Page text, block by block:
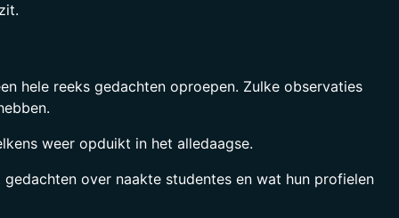
hele reeks gedachten oproepen. Zulke observaties
weer opduikt in het alledaagse.
over naakte studentes en wat hun profielen